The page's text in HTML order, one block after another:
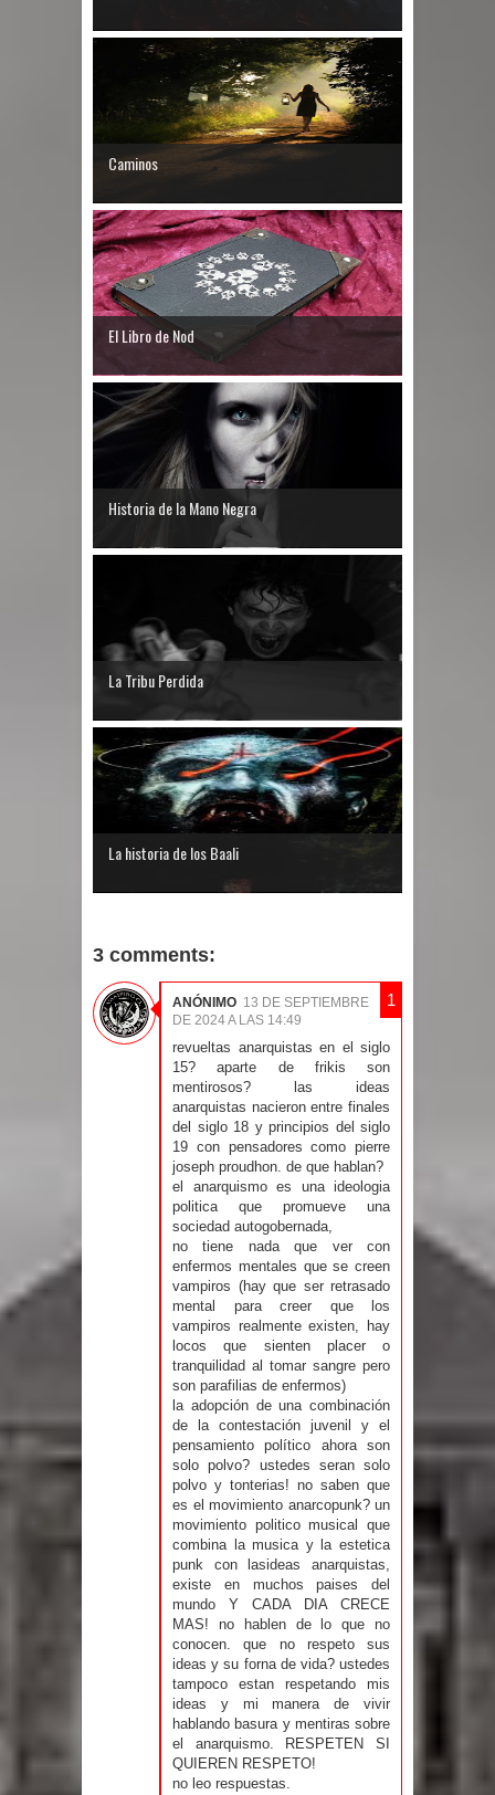
Caminos
El Libro de Nod
Historia de la Mano Negra
La Tribu Perdida
La historia de los Baali
3 comments:
ANÓNIMO 13 DE SEPTIEMBRE
DE 2024 A LAS 14:49
revueltas anarquistas en el siglo
15? aparte de frikis son
mentirosos? las ideas
anarquistas nacieron entre finales
del siglo 18 y principios del siglo
19 con pensadores como pierre
joseph proudhon. de que hablan?
el anarquismo es una ideologia
politica que promueve una
sociedad autogobernada,
no tiene nada que ver con
enfermos mentales que se creen
vampiros (hay que ser retrasado
mental para creer que los
vampiros realmente existen, hay
locos que sienten placer o
tranquilidad al tomar sangre pero
son parafilias de enfermos)
la adopción de una combinación
de la contestación juvenil y el
pensamiento político ahora son
solo polvo? ustedes seran solo
polvo y tonterias! no saben que
es el movimiento anarcopunk? un
movimiento politico musical que
combina la musica y la estetica
punk con lasideas anarquistas,
existe en muchos paises del
mundo Y CADA DIA CRECE
MAS! no hablen de lo que no
conocen. que no respeto sus
ideas y su forna de vida? ustedes
tampoco estan respetando mis
ideas y mi manera de vivir
hablando basura y mentiras sobre
el anarquismo. RESPETEN SI
QUIEREN RESPETO!
no leo respuestas.